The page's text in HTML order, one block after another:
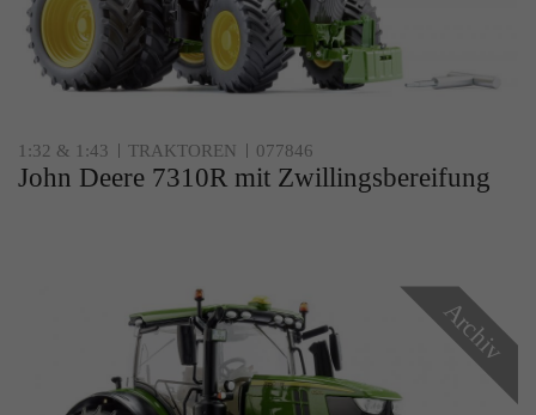
1:32 & 1:43 TRAKTOREN 077846
John Deere 7310R mit Zwillingsbereifung
Archiv